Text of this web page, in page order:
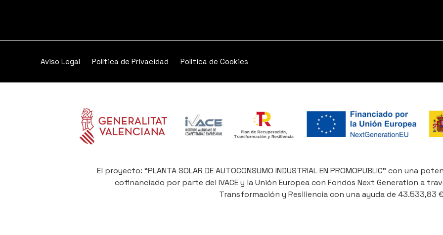
Aviso Legal Política de Privacidad Política de Cookies
El proyecto: “PLANTA SOLAR DE AUTOCONSUMO INDUSTRIAL EN PROMOPUBLIC” con una
cofinanciado por parte del IVACE y la Unión Europea con Fondos Next Generation a
Transformación y Resiliencia con una ayuda de 43.533,83